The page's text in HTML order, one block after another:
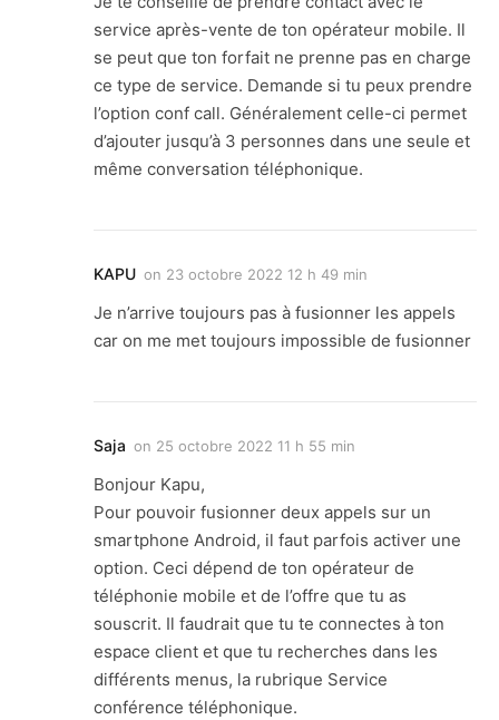
service après-vente de ton opérateur mobile. Il
se peut que ton forfait ne prenne pas en charge
ce type de service. Demande si tu peux prendre
l’option conf call. Généralement celle-ci permet
d’ajouter jusqu’à 3 personnes dans une seule et
même conversation téléphonique.
KAPU on 23 octobre 2022 12 h 49 min
Je n’arrive toujours pas à fusionner les appels
car on me met toujours impossible de fusionner
Saja on 25 octobre 2022 11 h 55 min
Bonjour Kapu,
Pour pouvoir fusionner deux appels sur un
smartphone Android, il faut parfois activer une
option. Ceci dépend de ton opérateur de
téléphonie mobile et de l’offre que tu as
souscrit. Il faudrait que tu te connectes à ton
espace client et que tu recherches dans les
différents menus, la rubrique Service
conférence téléphonique.